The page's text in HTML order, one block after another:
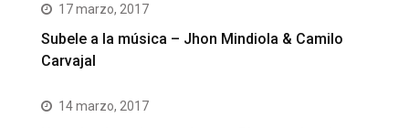
17 marzo, 2017
Subele a la música – Jhon Mindiola & Camilo
Carvajal
14 marzo, 2017